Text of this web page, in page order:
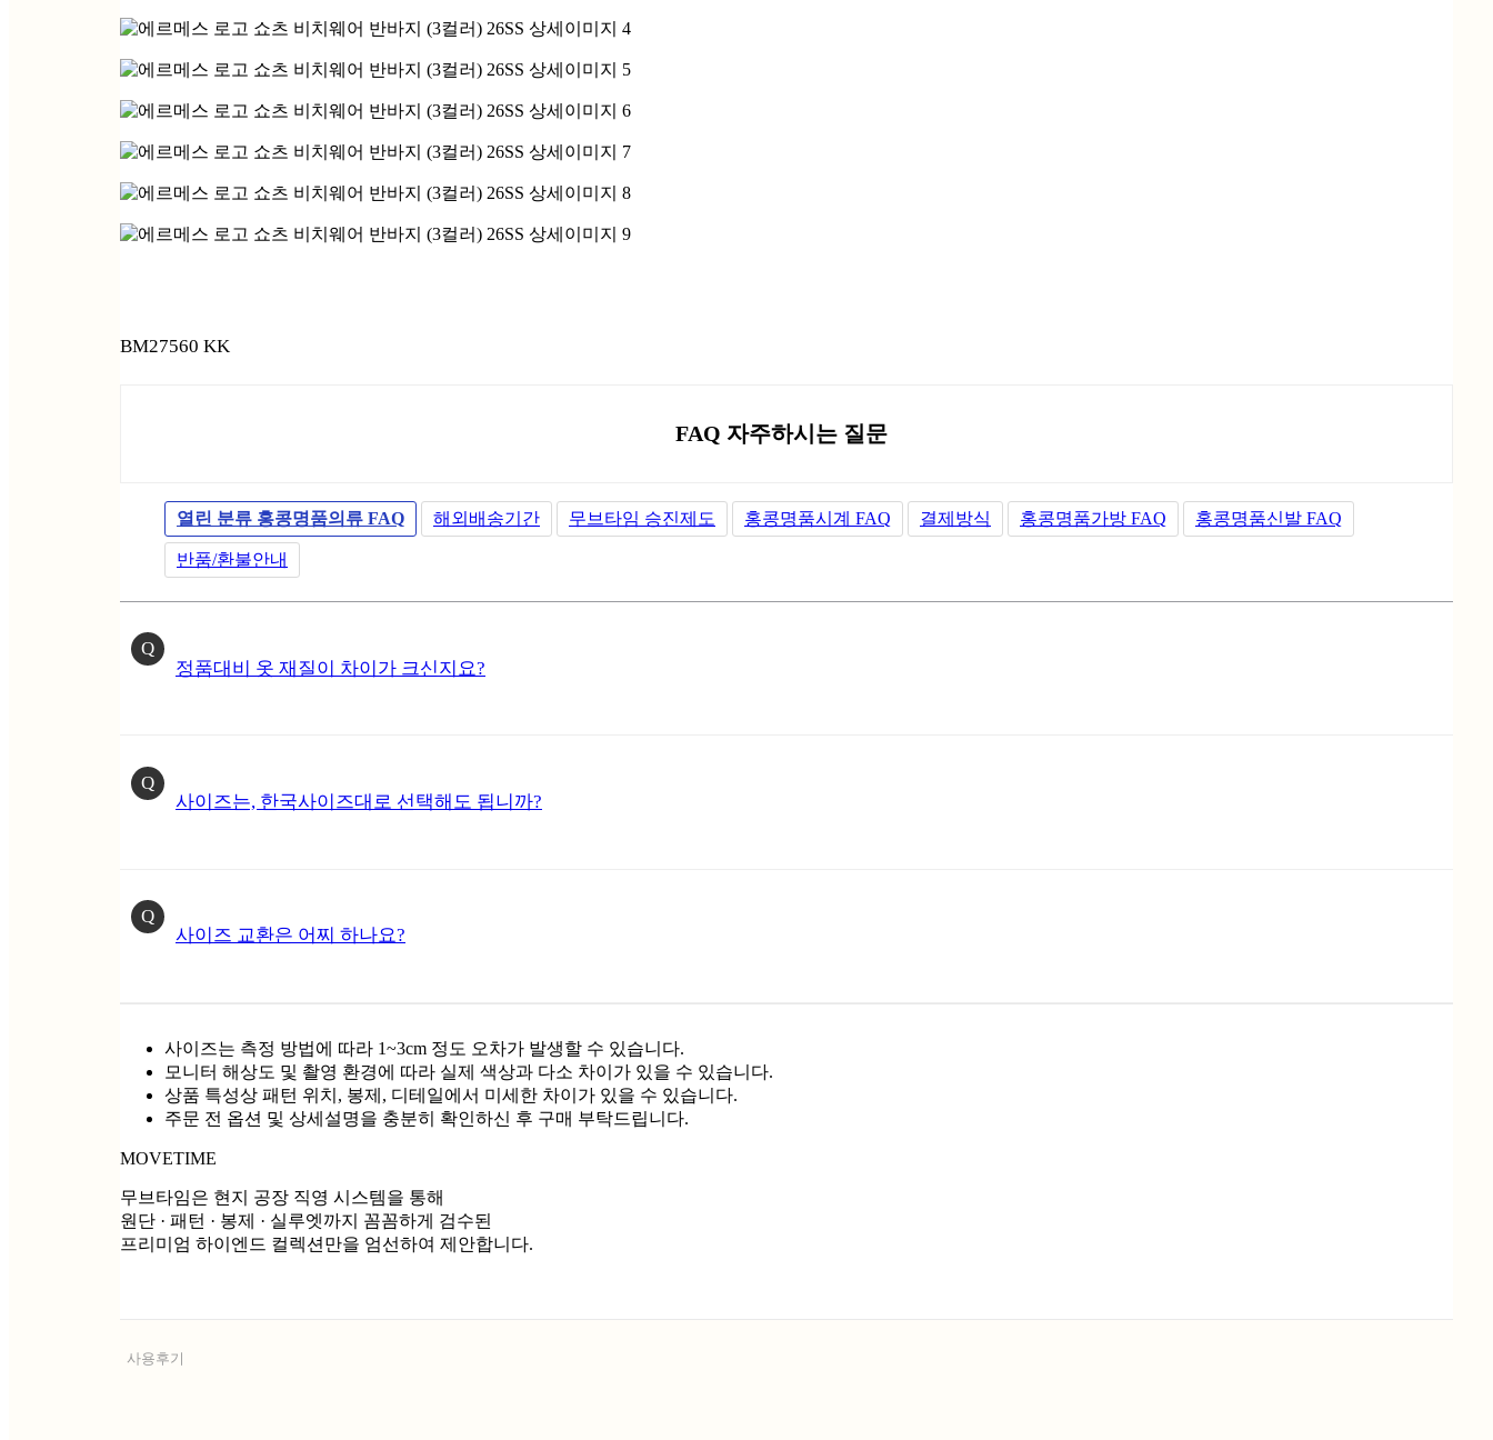
BM27560 KK
FAQ 자주하시는 질문
열린 분류 홍콩명품의류 FAQ 해외배송기간 무브타임 승진제도 홍콩명품시계 FAQ 결제방식 홍콩명품가방 FAQ 홍콩명품신발 FAQ
반품/환불안내
Q
정품대비 옷 재질이 차이가 크신지요?
Q
사이즈는, 한국사이즈대로 선택해도 됩니까?
Q
사이즈 교환은 어찌 하나요?
사이즈는 측정 방법에 따라 1~3cm 정도 오차가 발생할 수 있습니다.
모니터 해상도 및 촬영 환경에 따라 실제 색상과 다소 차이가 있을 수 있습니다.
상품 특성상 패턴 위치, 봉제, 디테일에서 미세한 차이가 있을 수 있습니다.
주문 전 옵션 및 상세설명을 충분히 확인하신 후 구매 부탁드립니다.
MOVETIME
무브타임은 현지 공장 직영 시스템을 통해
원단 · 패턴 · 봉제 · 실루엣까지 꼼꼼하게 검수된
프리미엄 하이엔드 컬렉션만을 엄선하여 제안합니다.
사용후기